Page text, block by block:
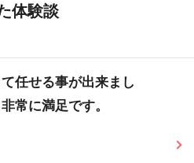
体験談
任せる事が出来まし
常に満足です。